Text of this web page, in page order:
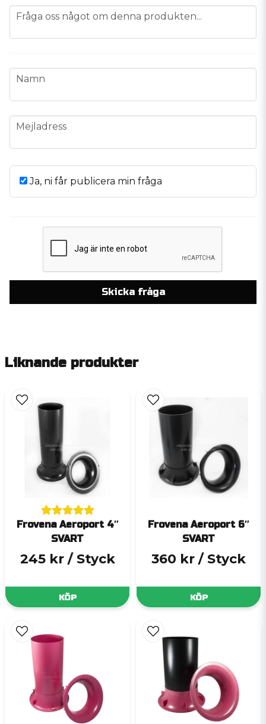
question
Fråga oss något om denna produkten...
name
Namn
email
Mejladress
Ja, ni får publicera min fråga
Skicka fråga
Liknande produkter
Frovena Aeroport 4″
SVART
245 kr / Styck
KÖP
Frovena Aeroport 6″
SVART
360 kr / Styck
KÖP